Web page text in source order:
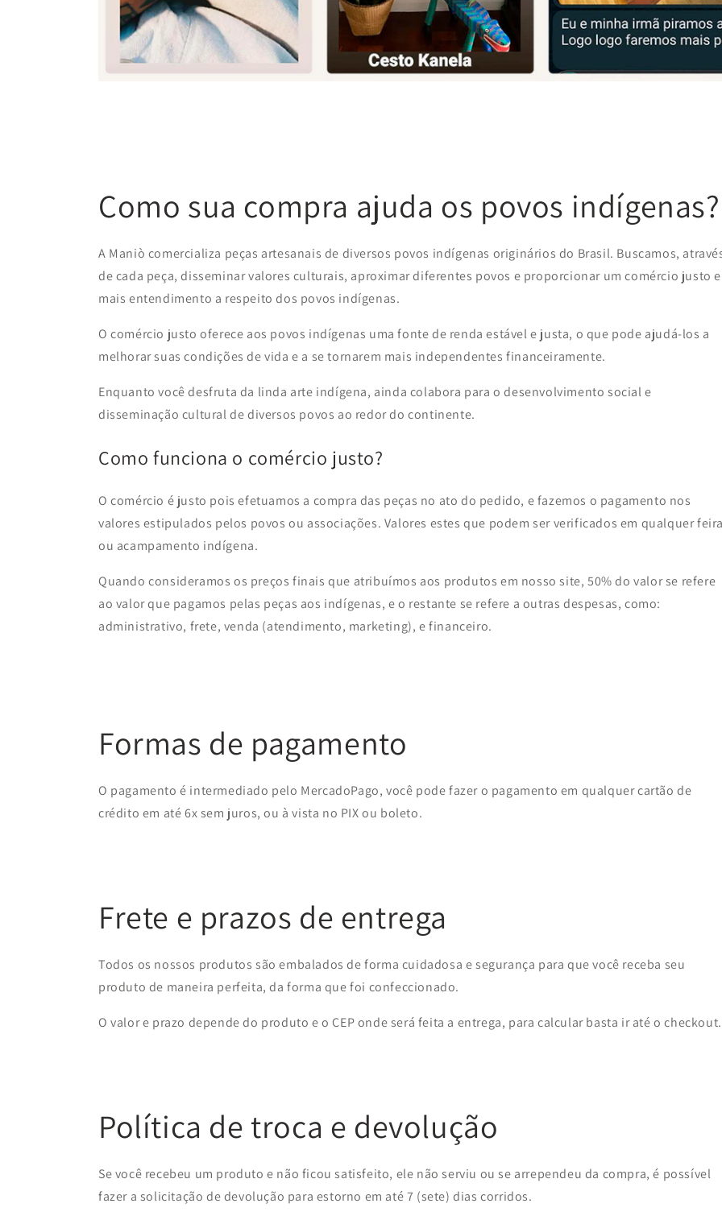
Como sua compra ajuda os povos indígenas?
A Maniò comercializa peças artesanais de diversos povos indígenas originários do Brasil. Buscamos,
de cada peça, disseminar valores culturais, aproximar diferentes povos e proporcionar um comércio justo e
mais entendimento a respeito dos povos indígenas.
O comércio justo oferece aos povos indígenas uma fonte de renda estável e justa, o que pode ajudá-los a
melhorar suas condições de vida e a se tornarem mais independentes financeiramente.
Enquanto você desfruta da linda arte indígena, ainda colabora para o desenvolvimento social e
disseminação cultural de diversos povos ao redor do continente.
Como funciona o comércio justo?
O comércio é justo pois efetuamos a compra das peças no ato do pedido, e fazemos o pagamento nos
valores estipulados pelos povos ou associações. Valores estes que podem ser verificados em qualquer
ou acampamento indígena.
Quando consideramos os preços finais que atribuímos aos produtos em nosso site, 50% do valor se refere
ao valor que pagamos pelas peças aos indígenas, e o restante se refere a outras despesas, como:
administrativo, frete, venda (atendimento, marketing), e financeiro.
Formas de pagamento
O pagamento é intermediado pelo MercadoPago, você pode fazer o pagamento em qualquer cartão de
crédito em até 6x sem juros, ou à vista no PIX ou boleto.
Frete e prazos de entrega
Todos os nossos produtos são embalados de forma cuidadosa e segurança para que você receba seu
produto de maneira perfeita, da forma que foi confeccionado.
O valor e prazo depende do produto e o CEP onde será feita a entrega, para calcular basta ir até o checkout.
Política de troca e devolução
Se você recebeu um produto e não ficou satisfeito, ele não serviu ou se arrependeu da compra, é possível
fazer a solicitação de devolução para estorno em até 7 (sete) dias corridos.